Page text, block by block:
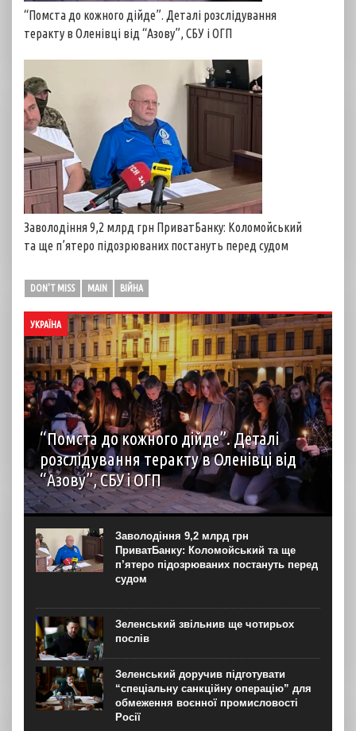
“Помста до кожного дійде”. Деталі розслідування
теракту в Оленівці від “Азову”, СБУ і ОГП
Заволодіння 9,2 млрд грн ПриватБанку: Коломойський
та ще п’ятеро підозрюваних постануть перед судом
DON'T MISS MAIN ВІЙНА
УКРАЇНА
“Помста до кожного дійде”. Деталі
розслідування теракту в Оленівці від
“Азову”, СБУ і ОГП
автор: Наталія Терамае 28 липня рідні вцілілих
“азовців” в Оленівці виступили із шокуючою заявою.
Мовляв, списки полонених у “бараці 200”, де стався
вибух, укладав полонений представник корпусу. Заява...
Заволодіння 9,2 млрд грн
ПриватБанку: Коломойський та ще
п’ятеро підозрюваних постануть перед
судом
Зеленський звільнив ще чотирьох
послів
Зеленський доручив підготувати
“спеціальну санкційну операцію” для
обмеження воєнної промисловості
Росії